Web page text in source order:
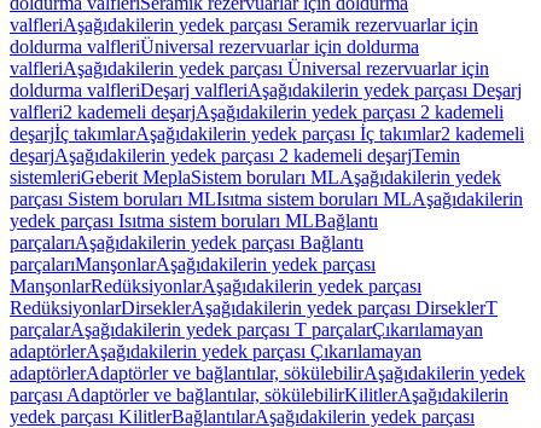
valfleriAşağıdakilerin yedek parçası Seramik rezervuarlar için
doldurma valfleriÜniversal rezervuarlar için doldurma
valfleriAşağıdakilerin yedek parçası Üniversal rezervuarlar için
doldurma valfleriDeşarj valfleriAşağıdakilerin yedek parçası Deşarj
valfleri2 kademeli deşarjAşağıdakilerin yedek parçası 2 kademeli
deşarjİç takımlarAşağıdakilerin yedek parçası İç takımlar2 kademeli
deşarjAşağıdakilerin yedek parçası 2 kademeli deşarjTemin
sistemleriGeberit MeplaSistem boruları MLAşağıdakilerin yedek
parçası Sistem boruları MLIsıtma sistem boruları MLAşağıdakilerin
yedek parçası Isıtma sistem boruları MLBağlantı
parçalarıAşağıdakilerin yedek parçası Bağlantı
parçalarıManşonlarAşağıdakilerin yedek parçası
ManşonlarRedüksiyonlarAşağıdakilerin yedek parçası
RedüksiyonlarDirseklerAşağıdakilerin yedek parçası DirseklerT
parçalarAşağıdakilerin yedek parçası T parçalarÇıkarılamayan
adaptörlerAşağıdakilerin yedek parçası Çıkarılamayan
adaptörlerAdaptörler ve bağlantılar, sökülebilirAşağıdakilerin yedek
parçası Adaptörler ve bağlantılar, sökülebilirKilitlerAşağıdakilerin
yedek parçası KilitlerBağlantılarAşağıdakilerin yedek parçası